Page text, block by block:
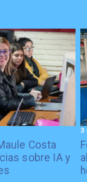
Costa
sobre IA y
3